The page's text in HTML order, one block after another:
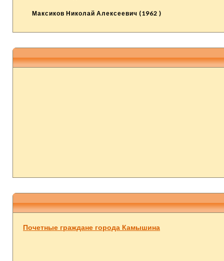
Максиков Николай Алексеевич (1962 )
Почетные граждане города Камышина